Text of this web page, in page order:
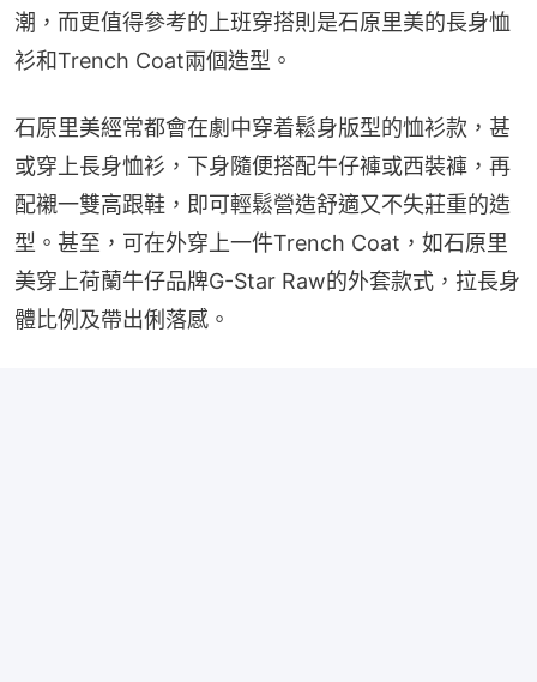
潮，而更值得參考的上班穿搭則是石原里美的長身恤
衫和Trench Coat兩個造型。
石原里美經常都會在劇中穿着鬆身版型的恤衫款，甚
或穿上長身恤衫，下身隨便搭配牛仔褲或西裝褲，再
配襯一雙高跟鞋，即可輕鬆營造舒適又不失莊重的造
型。甚至，可在外穿上一件Trench Coat，如石原里
美穿上荷蘭牛仔品牌G-Star Raw的外套款式，拉長身
體比例及帶出俐落感。